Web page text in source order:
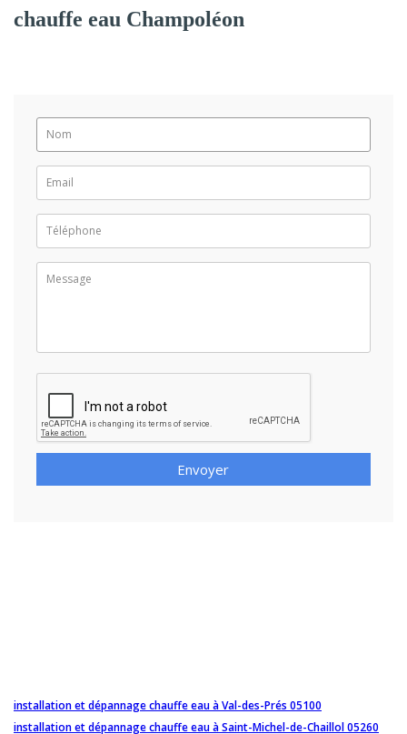
chauffe eau Champoléon
Envoyer
installation et dépannage chauffe eau à Val-des-Prés 05100
installation et dépannage chauffe eau à Saint-Michel-de-Chaillol 05260